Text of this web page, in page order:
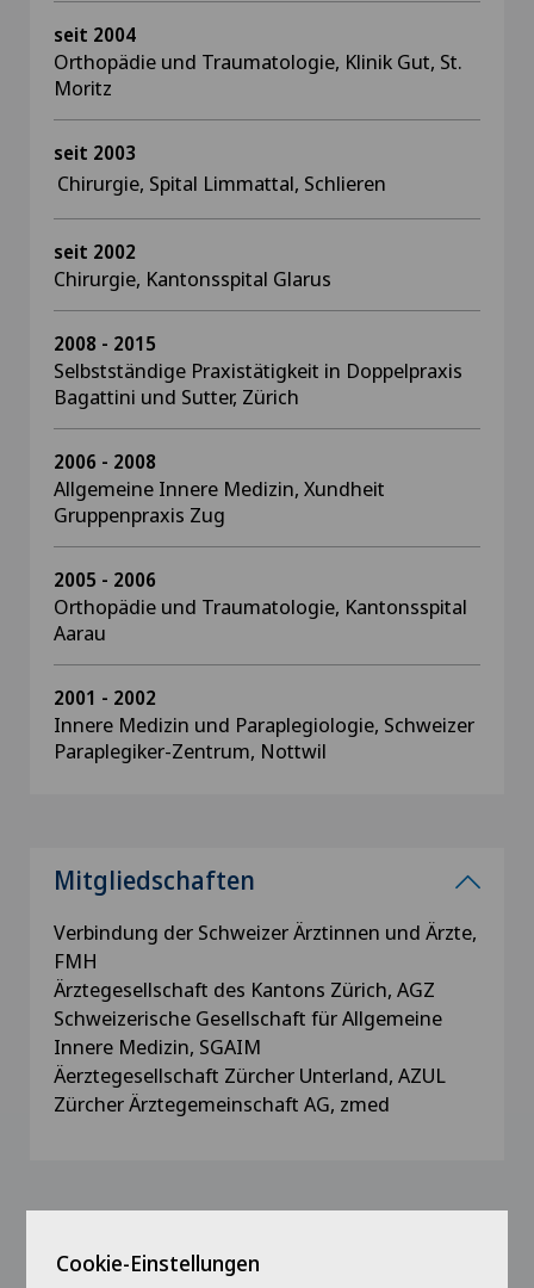
seit 2004
Orthopädie und Traumatologie, Klinik Gut, St.
Moritz
seit 2003
Chirurgie, Spital Limmattal, Schlieren
seit 2002
Chirurgie, Kantonsspital Glarus
2008 - 2015
Selbstständige Praxistätigkeit in Doppelpraxis
Bagattini und Sutter, Zürich
2006 - 2008
Allgemeine Innere Medizin, Xundheit
Gruppenpraxis Zug
2005 - 2006
Orthopädie und Traumatologie, Kantonsspital
Aarau
2001 - 2002
Innere Medizin und Paraplegiologie, Schweizer
Paraplegiker-Zentrum, Nottwil
Mitgliedschaften
Verbindung der Schweizer Ärztinnen und Ärzte,
FMH
Ärztegesellschaft des Kantons Zürich, AGZ
Schweizerische Gesellschaft für Allgemeine
Innere Medizin, SGAIM
Äerztegesellschaft Zürcher Unterland, AZUL
Zürcher Ärztegemeinschaft AG, zmed
Ausbildung
Cookie-Einstellungen